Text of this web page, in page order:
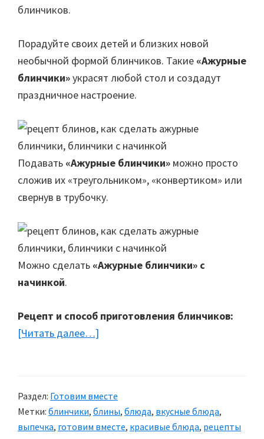
блинчиков.
Порадуйте своих детей и близких новой
необычной формой блинчиков. Такие «Ажурные
блинчики»украсят любой стол и создадут
праздничное настроение.
Подавать «Ажурные блинчики» можно просто
сложив их «треугольником», «конвертиком» или
свернув в трубочку.
Можно сделать «Ажурные блинчики» с
начинкой.
Рецепт и способ приготовления блинчиков:
[Читать далее…]
Раздел: Готовим вместе
Метки: блинчики, блины, блюда, вкусные блюда,
выпечка, готовим вместе, красивые блюда, рецепты